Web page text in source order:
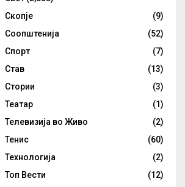
Скопје
(9)
Соопштенија
(52)
Спорт
(7)
Став
(13)
Стории
(3)
Театар
(1)
Телевизија во Живо
(2)
Тенис
(60)
Технологија
(2)
Топ Вести
(12)